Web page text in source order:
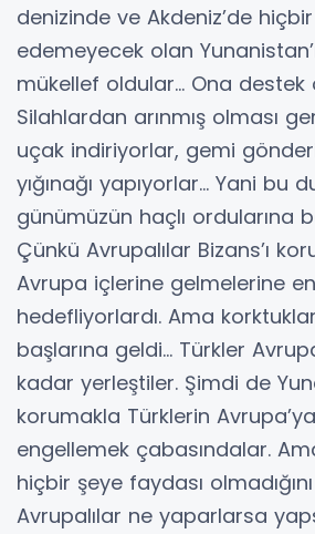
denizinde ve Akdeniz’de
edemeyecek olan
mükellef oldular… Ona destek
Silahlardan arınmış olması
uçak indiriyorlar, gemi
yığınağı yapıyorlar… Yani bu
günümüzün haçlı ordularına
Çünkü Avrupalılar Bizans’ı
Avrupa içlerine gelmelerine
hedefliyorlardı. Ama
başlarına geldi… Türkler
kadar yerleştiler. Şimdi de
korumakla Türklerin
engellemek çabasındalar.
hiçbir şeye faydası
Avrupalılar ne yaparlarsa